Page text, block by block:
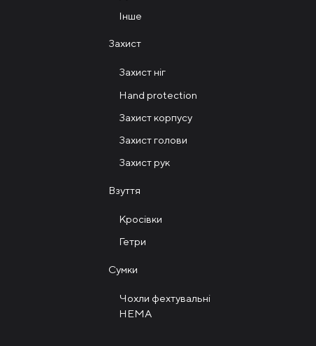
Інше
Захист
Захист ніг
Hand protection
Захист корпусу
Захист голови
Захист рук
Взуття
Кросівки
Гетри
Сумки
Чохли фехтувальні
HEMA